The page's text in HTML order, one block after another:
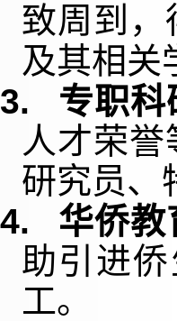
致周到，
及其相关
3.
专职科
人才荣
研究员、
4.
华侨教
助引进
工。